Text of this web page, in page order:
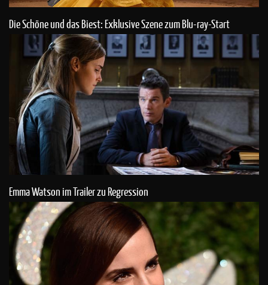
Die Schöne und das Biest: Exklusive Szene zum Blu-ray-Start
Emma Watson im Trailer zu Regression